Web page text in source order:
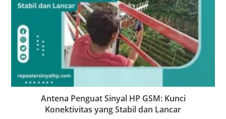
Antena Penguat Sinyal HP GSM: Kunci
Konektivitas yang Stabil dan Lancar